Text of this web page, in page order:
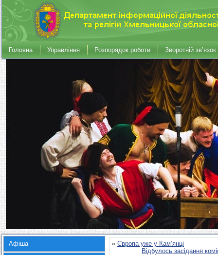
Головна Управління Розпорядок роботи Зворотній зв’язок
Афіша « Європа уже у Кам’янці
Відбулось засідання